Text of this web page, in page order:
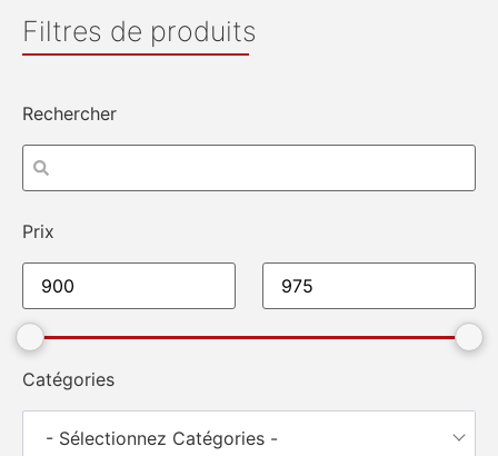
Filtres de produits
Rechercher
Prix
Catégories
- Sélectionnez Catégories -